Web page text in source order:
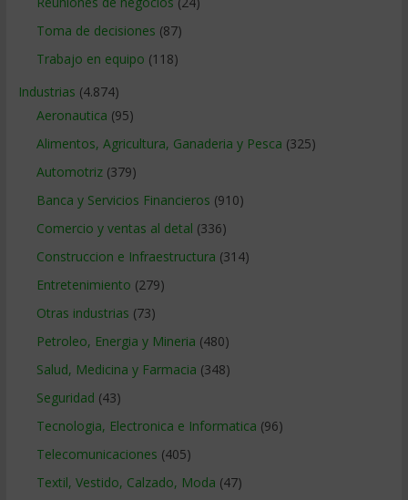
Toma de decisiones (87)
Trabajo en equipo (118)
Industrias (4.874)
Aeronautica (95)
Alimentos, Agricultura, Ganaderia y Pesca (325)
Automotriz(379)
Banca y Servicios Financieros (910)
Comercio y ventas al detal (336)
Construccion e Infraestructura (314)
Entretenimiento (279)
Otras industrias (73)
Petroleo, Energia y Mineria (480)
Salud, Medicina y Farmacia (348)
Seguridad (43)
Tecnologia, Electronica e Informatica (96)
Telecomunicaciones (405)
Textil, Vestido, Calzado, Moda (47)